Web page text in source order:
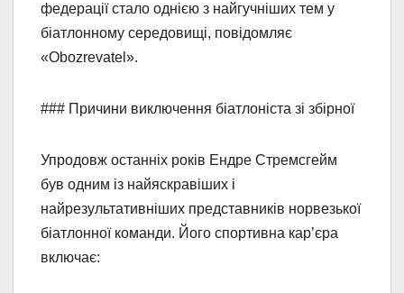
федерації стало однією з найгучніших тем у
біатлонному середовищі, повідомляє
«Obozrevatel».
### Причини виключення біатлоніста зі збірної
Упродовж останніх років Ендре Стремсгейм
був одним із найяскравіших і
найрезультативніших представників норвезької
біатлонної команди. Його спортивна кар’єра
включає: